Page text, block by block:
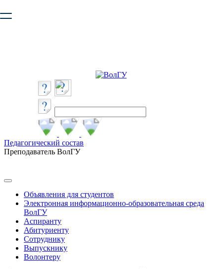
безопасную работу с сайтом. Пожалуйста
Педагогический состав
Преподаватель ВолГУ
Объявления для студентов
Электронная информационно-образовательная среда
ВолГУ
Аспиранту
Абитуриенту
Сотруднику
Выпускнику
Волонтеру